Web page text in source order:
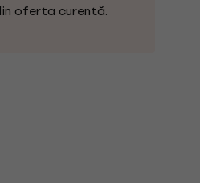
oferta curentă.